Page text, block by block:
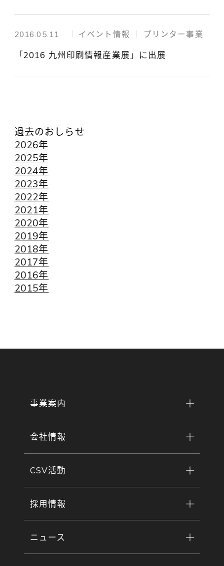
2016.05.11 イベント情報 プリンター事業
「2016 九州印刷情報産業展」に出展
過去のおしらせ
2026年
2025年
2024年
2023年
2022年
2021年
2020年
2019年
2018年
2017年
2016年
2015年
事業案内
会社情報
CSV活動
採用情報
ニュース